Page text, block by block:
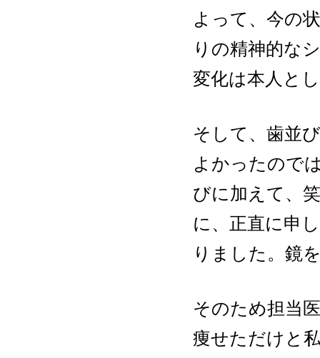
よって、今の
りの精神的な
変化は本人と
そして、歯並
よかったので
びに加えて、
に、正直に申
りました。鏡
そのため担当
痩せただけと